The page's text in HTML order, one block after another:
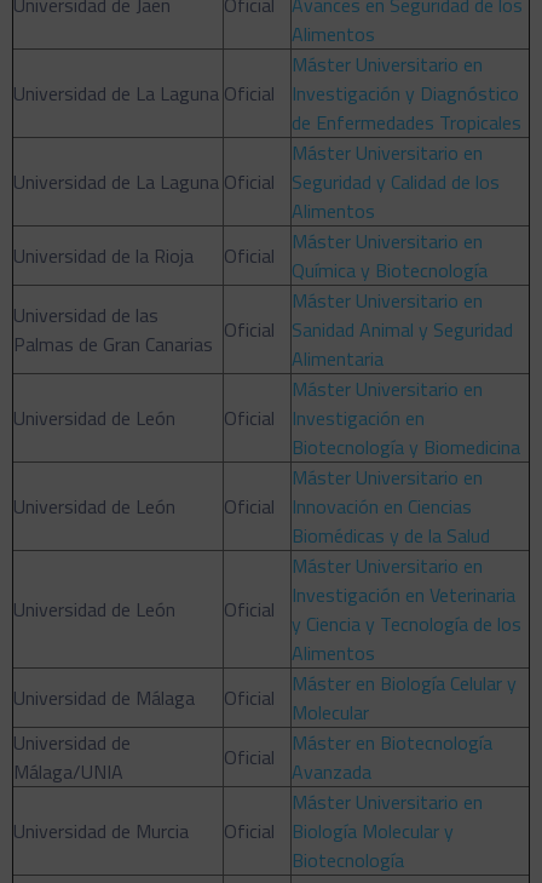
Alimentos
Universidad de La Laguna Oficial
Máster Universitario en
Investigación y Diagnóstico
de Enfermedades Tropicales
Universidad de La Laguna Oficial
Máster Universitario en
Seguridad y Calidad de los
Alimentos
Universidad de la Rioja
Oficial
Máster Universitario en
Química y Biotecnología
Universidad de las
Palmas de Gran Canarias Oficial
Máster Universitario en
Sanidad Animal y Seguridad
Alimentaria
Universidad de León Oficial
Máster Universitario en
Investigación en
Biotecnología y Biomedicina
Universidad de León Oficial
Máster Universitario en
Innovación en Ciencias
Biomédicas y de la Salud
Universidad de León Oficial
Máster Universitario en
Investigación en Veterinaria
y Ciencia y Tecnología de los
Alimentos
Universidad de Málaga
Oficial
Máster en Biología Celular y
Molecular
Universidad de
Málaga/UNIA
Oficial
Máster en Biotecnología
Avanzada
Universidad de Murcia Oficial
Máster Universitario en
Biología Molecular y
Biotecnología